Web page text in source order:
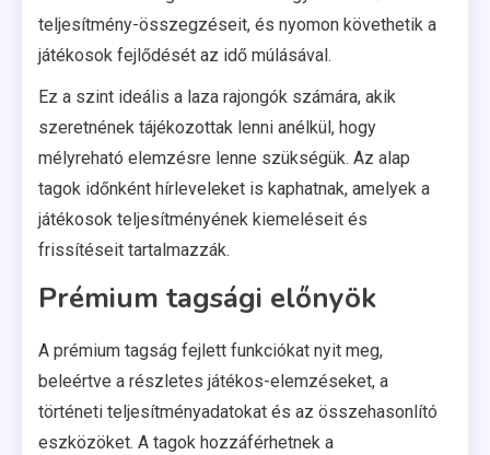
teljesítmény-összegzéseit, és nyomon követhetik a
játékosok fejlődését az idő múlásával.
Ez a szint ideális a laza rajongók számára, akik
szeretnének tájékozottak lenni anélkül, hogy
mélyreható elemzésre lenne szükségük. Az alap
tagok időnként hírleveleket is kaphatnak, amelyek a
játékosok teljesítményének kiemeléseit és
frissítéseit tartalmazzák.
Prémium tagsági előnyök
A prémium tagság fejlett funkciókat nyit meg,
beleértve a részletes játékos-elemzéseket, a
történeti teljesítményadatokat és az összehasonlító
eszközöket. A tagok hozzáférhetnek a